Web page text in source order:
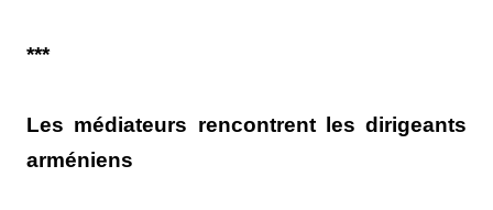
***
Les médiateurs rencontrent les dirigeants
arméniens